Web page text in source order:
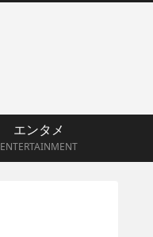
エンタメ
ENTERTAINMENT